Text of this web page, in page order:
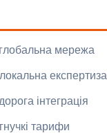
мережа
експертиза
інтеграція
тарифи